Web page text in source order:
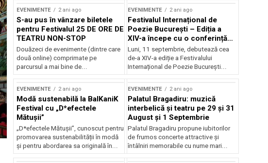
EVENIMENTE 2 ani ago
S-au pus în vânzare biletele
pentru Festivalul 25 DE ORE DE
TEATRU NON-STOP
Douăzeci de evenimente (dintre care
două online) comprimate pe
parcursul a mai bine de...
EVENIMENTE 2 ani ago
Festivalul Internațional de
Poezie București – Ediția a
XIV-a începe cu o conferință
despre limba română
susținută de Marco Lucchesi
Luni, 11 septembrie, debutează cea
de-a XIV-a ediție a Festivalului
Internațional de Poezie București...
EVENIMENTE 2 ani ago
Modă sustenabilă la BalKaniK
Festival cu „D*efectele
Mătușii”
„D*efectele Mătușii”, cunoscut pentru
promovarea sustenabilității în modă
și pentru abordarea sa originală în...
EVENIMENTE 2 ani ago
Palatul Bragadiru: muzică
interbelică şi teatru pe 29 şi 31
August şi 1 Septembrie
Palatul Bragadiru propune iubitorilor
de frumos concerte attractive şi
întâlniri memorabile cu nume mari...